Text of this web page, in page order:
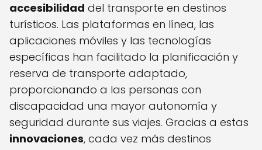
accesibilidad del transporte en destinos
turísticos. Las plataformas en línea, las
aplicaciones móviles y las tecnologías
específicas han facilitado la planificación y
reserva de transporte adaptado,
proporcionando a las personas con
discapacidad una mayor autonomía y
seguridad durante sus viajes. Gracias a estas
innovaciones, cada vez más destinos